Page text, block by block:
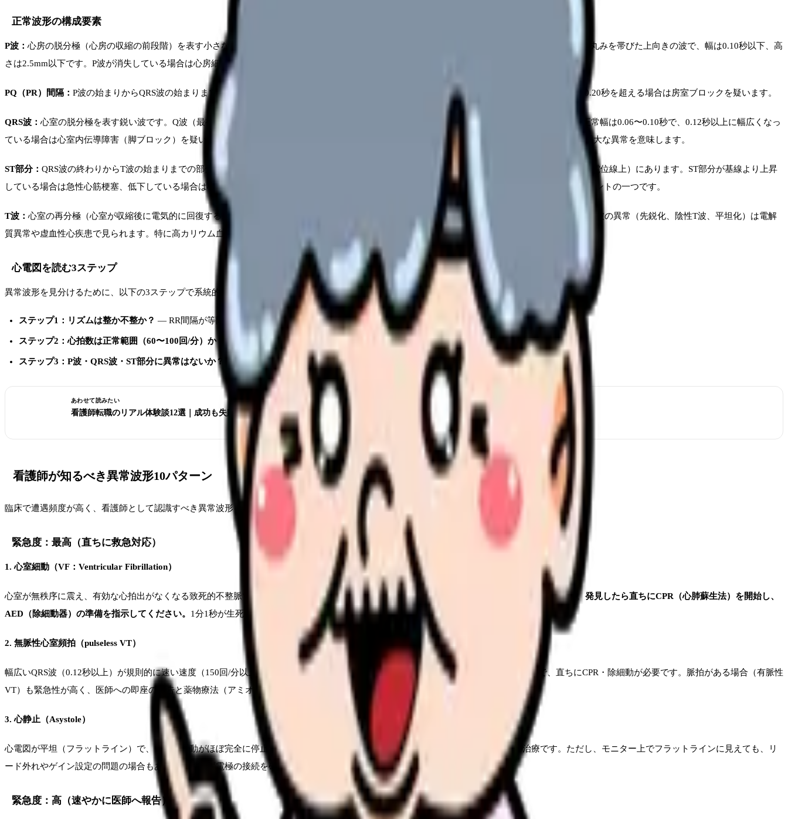
正常波形の構成要素
P波： 心房の脱分極（心房の収縮の前段階）を表す小さな波です。洞結節から発生した電気刺激が心房全体に広がる過程を反映しています。正常では丸みを帯びた上向きの波で、幅は0.10秒以下、高
さは2.5mm以下です。P波が消失している場合は心房細動を疑い、P波の形が変わっている場合は心房の異常を考えます。
PQ（PR）間隔： P波の始まりからQRS波の始まりまでの時間で、心房から心室への電気伝導にかかる時間を表します。正常値は0.12〜0.20秒です。0.20秒を超える場合は房室ブロックを疑います。
QRS波： 心室の脱分極を表す鋭い波です。Q波（最初の下向きの波）、R波（最初の上向きの波）、S波（R波の後の下向きの波）で構成されます。正常幅は0.06〜0.10秒で、0.12秒以上に幅広くなっ
ている場合は心室内伝導障害（脚ブロック）を疑います。QRS波は心室の収縮を反映するため、この波形が消失したり乱れたりすることは、心室の重大な異常を意味します。
ST部分： QRS波の終わりからT波の始まりまでの部分で、心室全体が脱分極した状態（プラトー期）を反映しています。正常では基線と同じ高さ（等電位線上）にあります。ST部分が基線より上昇
している場合は急性心筋梗塞、低下している場合は心筋虚血を疑います。ST変化は「超緊急」の判断に直結するため、看護師にとって最も重要なポイントの一つです。
T波： 心室の再分極（心室が収縮後に電気的に回復する過程）を表す波です。正常では丸みを帯びた上向きの波で、QRS波より小さいのが普通です。T波の異常（先鋭化、陰性T波、平坦化）は電解
質異常や虚血性心疾患で見られます。特に高カリウム血症による先鋭T波（テント状T波）は緊急対応が必要です。
心電図を読む3ステップ
異常波形を見分けるために、以下の3ステップで系統的に心電図を読む習慣をつけましょう。
ステップ1：リズムは整か不整か？ — RR間隔が等間隔なら整、不規則なら不整。心房細動の最大の特徴は「完全な不整」
ステップ2：心拍数は正常範囲（60〜100回/分）か？ — 頻脈（100回/分以上）か徐脈（60回/分未満）かを判断
ステップ3：P波・QRS波・ST部分に異常はないか？ — P波の有無と形、QRSの幅、STの上昇・低下をチェック
あわせて読みたい
看護師転職のリアル体験談12選｜成功も失敗も全部見せます
看護師が知るべき異常波形10パターン
臨床で遭遇頻度が高く、看護師として認識すべき異常波形を10パターン厳選しました。緊急度の高い順に解説します。
緊急度：最高（直ちに救急対応）
1. 心室細動（VF：Ventricular Fibrillation）
心室が無秩序に震え、有効な心拍出がなくなる致死的不整脈です。心電図では規則的な波形が完全に消失し、大小不同の不規則な波が連続します。発見したら直ちにCPR（心肺蘇生法）を開始し、
AED（除細動器）の準備を指示してください。 1分1秒が生死を分けます。
2. 無脈性心室頻拍（pulseless VT）
幅広いQRS波（0.12秒以上）が規則的に速い速度（150回/分以上）で連続する波形です。脈拍が触知できない場合は心室細動と同じ扱いで、直ちにCPR・除細動が必要です。脈拍がある場合（有脈性
VT）も緊急性が高く、医師への即座の報告と薬物療法（アミオダロン等）の準備が必要です。
3. 心静止（Asystole）
心電図が平坦（フラットライン）で、電気的活動がほぼ完全に停止した状態です。除細動は無効で、CPRとアドレナリン投与が主な治療です。ただし、モニター上でフラットラインに見えても、リ
ード外れやゲイン設定の問題の場合もあるため、まず電極の接続を確認してください。
緊急度：高（速やかに医師へ報告）